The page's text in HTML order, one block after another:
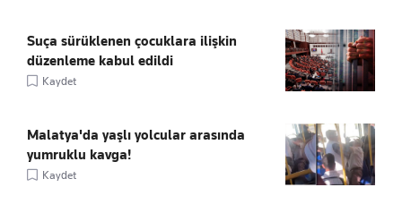
Suça sürüklenen çocuklara ilişkin
düzenleme kabul edildi
Kaydet
Malatya'da yaşlı yolcular arasında
yumruklu kavga!
Kaydet